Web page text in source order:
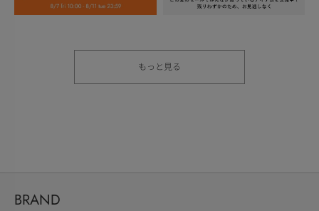
もっと見る
BRAND